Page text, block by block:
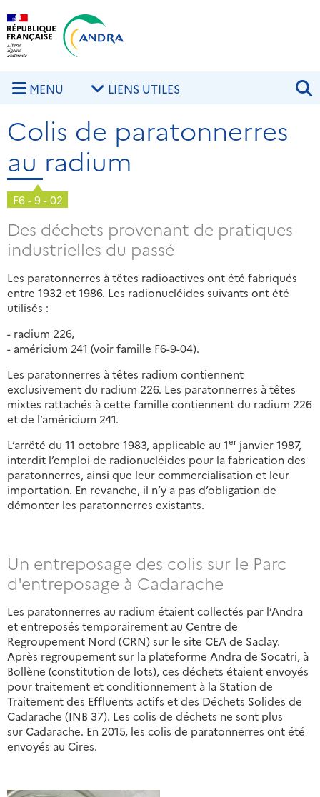
Aller au contenu principal
MENU LIENS UTILES
Colis de paratonnerres
au radium
F6 - 9 - 02
Des déchets provenant de pratiques
industrielles du passé
Les paratonnerres à têtes radioactives ont été fabriqués
entre 1932 et 1986. Les radionucléides suivants ont été
utilisés :
- radium 226,
- américium 241 (voir famille F6-9-04).
Les paratonnerres à têtes radium contiennent
exclusivement du radium 226. Les paratonnerres à têtes
mixtes rattachés à cette famille contiennent du radium 226
et de l’américium 241.
L’arrêté du 11 octobre 1983, applicable au 1er janvier 1987,
interdit l’emploi de radionucléides pour la fabrication des
paratonnerres, ainsi que leur commercialisation et leur
importation. En revanche, il n’y a pas d’obligation de
démonter les paratonnerres existants.
Un entreposage des colis sur le Parc
d'entreposage à Cadarache
Les paratonnerres au radium étaient collectés par l’Andra
et entreposés temporairement au Centre de
Regroupement Nord (CRN) sur le site CEA de Saclay.
Après regroupement sur la plateforme Andra de Socatri, à
Bollène (constitution de lots), ces déchets étaient envoyés
pour traitement et conditionnement à la Station de
Traitement des Effluents actifs et des Déchets Solides de
Cadarache (INB 37). Les colis de déchets ne sont plus
sur Cadarache. En 2015, les colis de paratonnerres ont été
envoyés au Cires.